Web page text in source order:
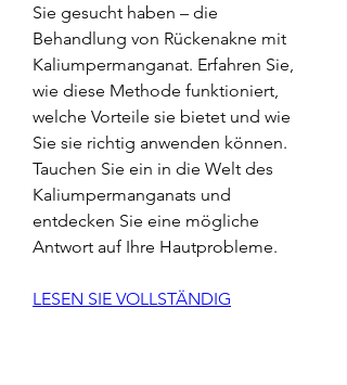
Sie gesucht haben – die
Behandlung von Rückenakne mit
Kaliumpermanganat. Erfahren Sie,
wie diese Methode funktioniert,
welche Vorteile sie bietet und wie
Sie sie richtig anwenden können.
Tauchen Sie ein in die Welt des
Kaliumpermanganats und
entdecken Sie eine mögliche
Antwort auf Ihre Hautprobleme.
LESEN SIE VOLLSTÄNDIG